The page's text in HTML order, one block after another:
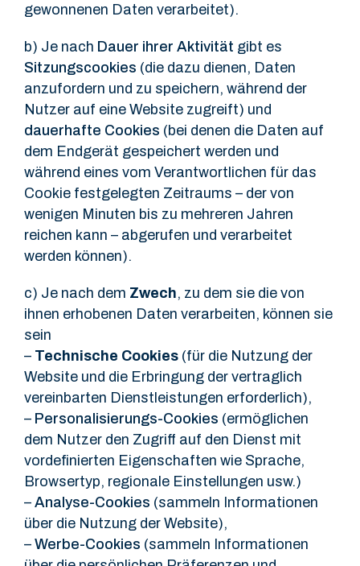
gewonnenen Daten verarbeitet).
b) Je nach Dauer ihrer Aktivität gibt es
Sitzungscookies (die dazu dienen, Daten
anzufordern und zu speichern, während der
Nutzer auf eine Website zugreift) und
dauerhafte Cookies (bei denen die Daten auf
dem Endgerät gespeichert werden und
während eines vom Verantwortlichen für das
Cookie festgelegten Zeitraums – der von
wenigen Minuten bis zu mehreren Jahren
reichen kann – abgerufen und verarbeitet
werden können).
c) Je nach dem Zwech, zu dem sie die von
ihnen erhobenen Daten verarbeiten, können sie
sein
– Technische Cookies (für die Nutzung der
Website und die Erbringung der vertraglich
vereinbarten Dienstleistungen erforderlich),
– Personalisierungs-Cookies (ermöglichen
dem Nutzer den Zugriff auf den Dienst mit
vordefinierten Eigenschaften wie Sprache,
Browsertyp, regionale Einstellungen usw.)
– Analyse-Cookies (sammeln Informationen
über die Nutzung der Website),
– Werbe-Cookies (sammeln Informationen